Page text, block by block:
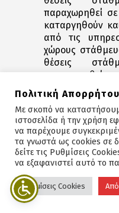
παραχωρηθεί
καταργηθούν
από τις
χώρους
θέσεις
παραχωρηθεί
το δικαιούνται
δικαιώματος .
χρονικό
αυτοκίνητα να
υβριδικά/
Χώροι
κέντρου και
αυτοκινήτων
Πολιτική
Με σκοπό να
ιστοσελίδα ή την χρήση
να παρέχουμε
τα γνωστά ως cookies σε
δείτε τις Ρυθμίσεις
να εξαφανιστεί αυτό το
Ρυθμίσεις Cookies